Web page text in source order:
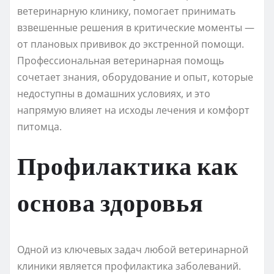
ветеринарную клинику, помогает принимать
взвешенные решения в критические моменты —
от плановых прививок до экстренной помощи.
Профессиональная ветеринарная помощь
сочетает знания, оборудование и опыт, которые
недоступны в домашних условиях, и это
напрямую влияет на исходы лечения и комфорт
питомца.
Профилактика как
основа здоровья
Одной из ключевых задач любой ветеринарной
клиники является профилактика заболеваний.